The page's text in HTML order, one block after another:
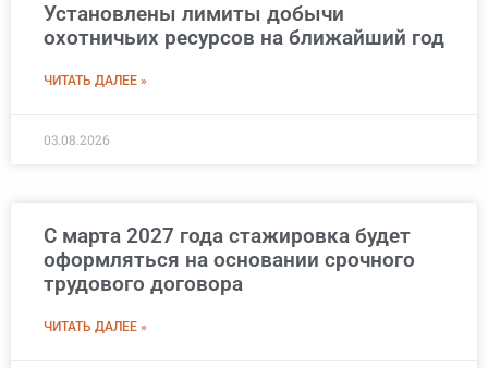
Установлены лимиты добычи
охотничьих ресурсов на ближайший год
ЧИТАТЬ ДАЛЕЕ »
03.08.2026
С марта 2027 года стажировка будет
оформляться на основании срочного
трудового договора
ЧИТАТЬ ДАЛЕЕ »